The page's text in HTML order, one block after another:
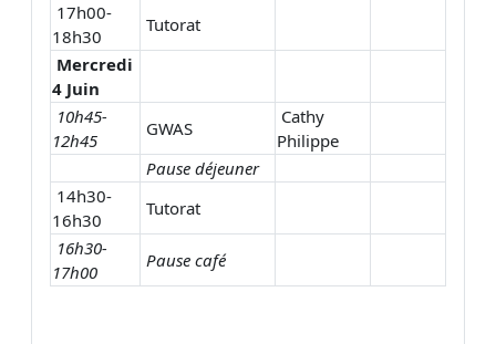
17h00-
18h30
Tutorat
Mercredi
4 Juin
10h45-
12h45
GWAS
Cathy
Philippe
Pause déjeuner
14h30-
16h30
Tutorat
16h30-
17h00
Pause café